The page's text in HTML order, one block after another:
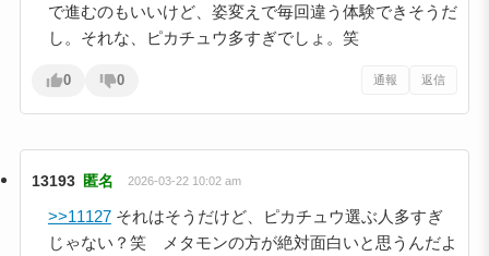
で進むのもいいけど、姿変えで毎回違う体験できそうだ
し。それな、ピカチュウ多すぎでしょ。笑
0 0 通報 返信
13193 匿名 2026-03-22 10:02 am
>>11127それはそうだけど、ピカチュウ選ぶ人多すぎ
じゃない？笑 メタモンの方が絶対面白いと思うんだよ